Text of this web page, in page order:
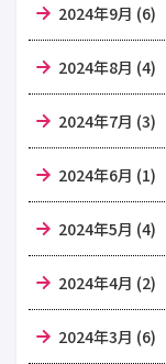
2024年9月 (6)
2024年8月 (4)
2024年7月 (3)
2024年6月 (1)
2024年5月 (4)
2024年4月 (2)
2024年3月 (6)